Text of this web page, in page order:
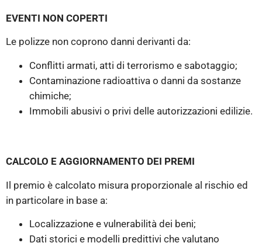
EVENTI NON COPERTI
Le polizze non coprono danni derivanti da:
Conflitti armati, atti di terrorismo e sabotaggio;
Contaminazione radioattiva o danni da sostanze
chimiche;
Immobili abusivi o privi delle autorizzazioni edilizie.
CALCOLO E AGGIORNAMENTO DEI PREMI
Il premio è calcolato misura proporzionale al rischio ed
in particolare in base a:
Localizzazione e vulnerabilità dei beni;
Dati storici e modelli predittivi che valutano